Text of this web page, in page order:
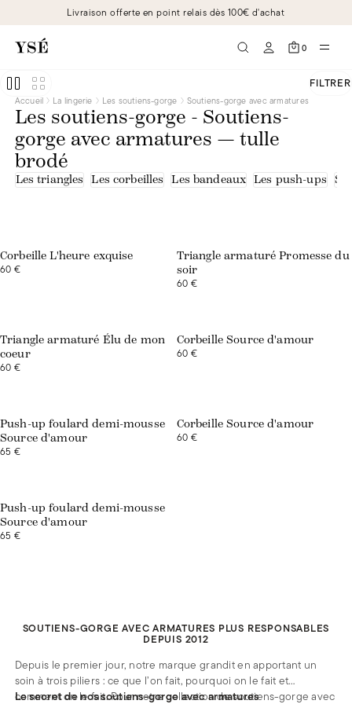
Livraison offerte en point relais dès 100€ d'achat
0
FILTRER
Accueil La lingerie Les soutiens-gorge Soutiens-gorge avec armatures
Les soutiens-gorge - Soutiens-
gorge avec armatures — tulle
brodé
Les triangles Les corbeilles Les bandeaux Les push-ups
Corbeille L'heure exquise
60 €
Triangle armaturé Promesse du
soir
60 €
Triangle armaturé Élu de mon
coeur
60 €
Corbeille Source d'amour
60 €
Push-up foulard demi-mousse
Source d'amour
65 €
Corbeille Source d'amour
60 €
Push-up foulard demi-mousse
Source d'amour
65 €
SOUTIENS-GORGE AVEC ARMATURES PLUS RESPONSABLES
DEPUIS 2012
Depuis le premier jour, notre marque grandit en apportant un
soin à trois piliers : ce que l’on fait, pourquoi on le fait et
comment on le fait. Pour notre collection de soutiens-gorge avec
Le secret de nos soutiens-gorge avec armatures